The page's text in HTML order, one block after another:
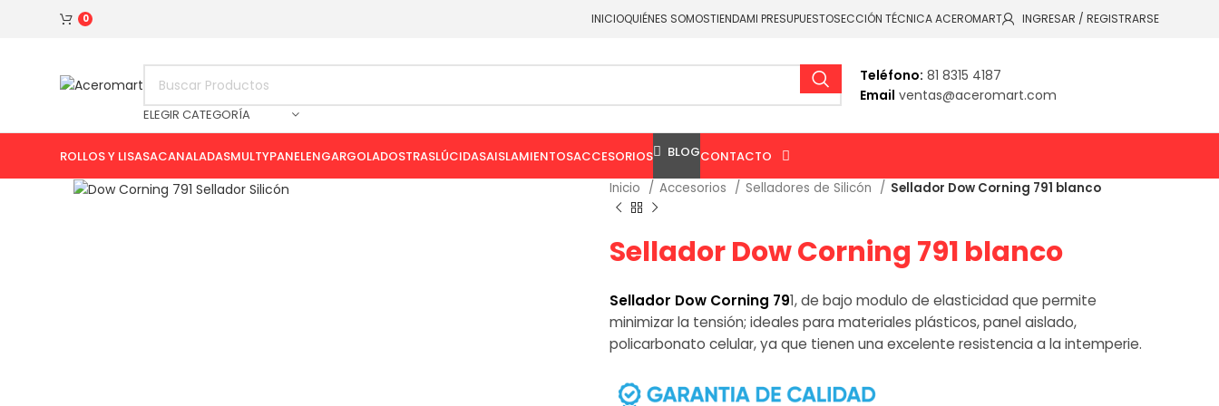
0 INICIOQUIÉNES SOMOSTIENDAMI PRESUPUESTOSECCIÓN TÉCNICA ACEROMART INGRESAR / REGISTRARSE
ELEGIR CATEGORÍA
Teléfono: 81 8315 4187
Email ventas@aceromart.com
ROLLOS Y LISASACANALADASMULTYPANELENGARGOLADOSTRASLÚCIDASAISLAMIENTOSACCESORIOS BLOGCONTACTO
Inicio
Accesorios Selladores de Silicón Sellador Dow Corning 791 blanco
Sellador Dow Corning 791 blanco
Sellador Dow Corning 791, de bajo modulo de elasticidad que permite
minimizar la tensión; ideales para materiales plásticos, panel aislado,
policarbonato celular, ya que tienen una excelente resistencia a la intemperie.
AVISO DE SEGURIDAD Haz click para consultar los medios de comunicación oficiales de Aceromart®.